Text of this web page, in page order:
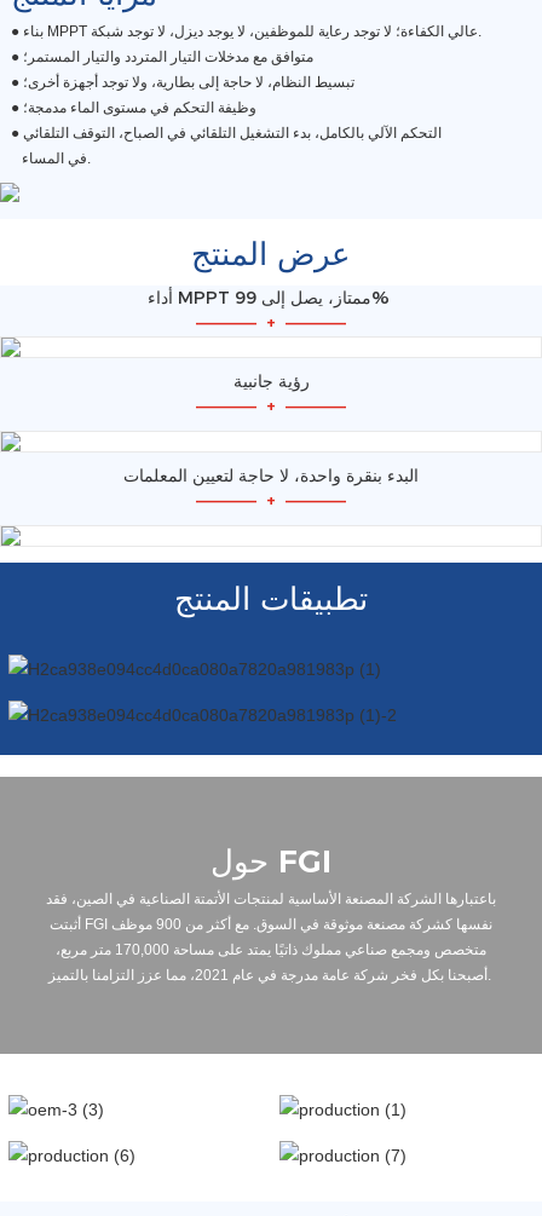
● بناء MPPT عالي الكفاءة؛ لا توجد رعاية للموظفين، لا يوجد ديزل، لا توجد شبكة.
● متوافق مع مدخلات التيار المتردد والتيار المستمر؛
● تبسيط النظام، لا حاجة إلى بطارية، ولا توجد أجهزة أخرى؛
● وظيفة التحكم في مستوى الماء مدمجة؛
● التحكم الآلي بالكامل، بدء التشغيل التلقائي في الصباح، التوقف التلقائي
في المساء.
عرض المنتج
أداء MPPT ممتاز، يصل إلى 99%
————— + —————
رؤية جانبية
————— + —————
البدء بنقرة واحدة، لا حاجة لتعيين المعلمات
————— + —————
تطبيقات المنتج
حول FGI
باعتبارها الشركة المصنعة الأساسية لمنتجات الأتمتة الصناعية في الصين، فقد
أثبتت FGI نفسها كشركة مصنعة موثوقة في السوق. مع أكثر من 900 موظف
متخصص ومجمع صناعي مملوك ذاتيًا يمتد على مساحة 170,000 متر مربع،
أصبحنا بكل فخر شركة عامة مدرجة في عام 2021، مما عزز التزامنا بالتميز.